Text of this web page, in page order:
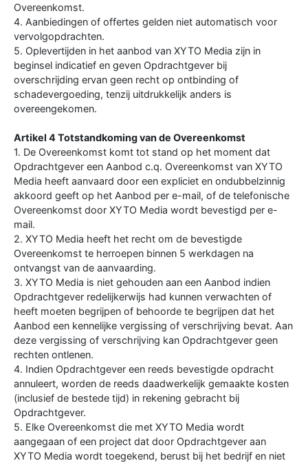
Overeenkomst.
4. Aanbiedingen of offertes gelden niet automatisch voor
vervolgopdrachten.
5. Oplevertijden in het aanbod van XYTO Media zijn in
beginsel indicatief en geven Opdrachtgever bij
overschrijding ervan geen recht op ontbinding of
schadevergoeding, tenzij uitdrukkelijk anders is
overeengekomen.
Artikel 4 Totstandkoming van de Overeenkomst
1. De Overeenkomst komt tot stand op het moment dat
Opdrachtgever een Aanbod c.q. Overeenkomst van XYTO
Media heeft aanvaard door een expliciet en ondubbelzinnig
akkoord geeft op het Aanbod per e-mail, of de telefonische
Overeenkomst door XYTO Media wordt bevestigd per e-
mail.
2. XYTO Media heeft het recht om de bevestigde
Overeenkomst te herroepen binnen 5 werkdagen na
ontvangst van de aanvaarding.
3. XYTO Media is niet gehouden aan een Aanbod indien
Opdrachtgever redelijkerwijs had kunnen verwachten of
heeft moeten begrijpen of behoorde te begrijpen dat het
Aanbod een kennelijke vergissing of verschrijving bevat. Aan
deze vergissing of verschrijving kan Opdrachtgever geen
rechten ontlenen.
4. Indien Opdrachtgever een reeds bevestigde opdracht
annuleert, worden de reeds daadwerkelijk gemaakte kosten
(inclusief de bestede tijd) in rekening gebracht bij
Opdrachtgever.
5. Elke Overeenkomst die met XYTO Media wordt
aangegaan of een project dat door Opdrachtgever aan
XYTO Media wordt toegekend, berust bij het bedrijf en niet